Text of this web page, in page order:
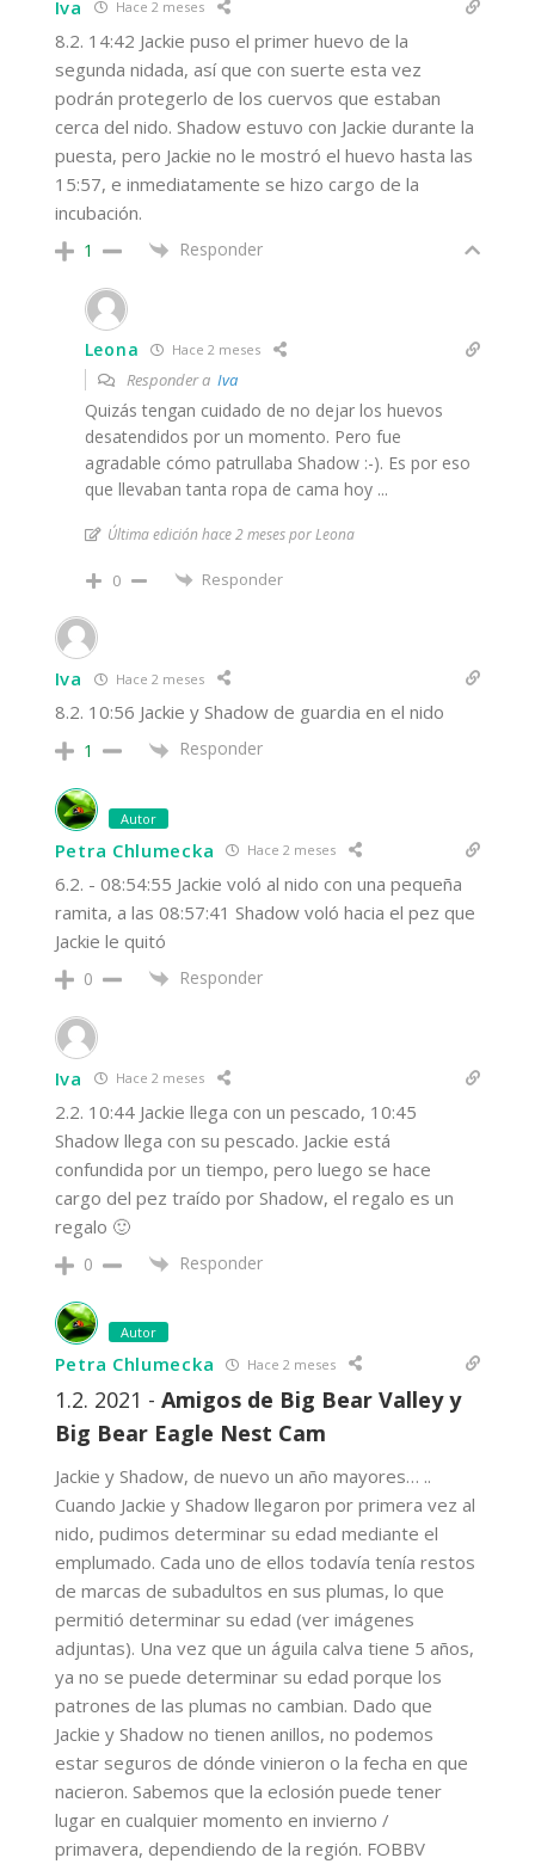
Iva Hace 2 meses
8.2. 14:42 Jackie puso el primer huevo de la
segunda nidada, así que con suerte esta vez
podrán protegerlo de los cuervos que estaban
cerca del nido. Shadow estuvo con Jackie durante la
puesta, pero Jackie no le mostró el huevo hasta las
15:57, e inmediatamente se hizo cargo de la
incubación.
1 Responder
Leona Hace 2 meses
Responder a Iva
Quizás tengan cuidado de no dejar los huevos
desatendidos por un momento. Pero fue
agradable cómo patrullaba Shadow :-). Es por eso
que llevaban tanta ropa de cama hoy ...
Última edición hace 2 meses por Leona
0 Responder
Iva Hace 2 meses
8.2. 10:56 Jackie y Shadow de guardia en el nido
1 Responder
Autor
Petra Chlumecka Hace 2 meses
6.2. - 08:54:55 Jackie voló al nido con una pequeña
ramita, a las 08:57:41 Shadow voló hacia el pez que
Jackie le quitó
0 Responder
Iva Hace 2 meses
2.2. 10:44 Jackie llega con un pescado, 10:45
Shadow llega con su pescado. Jackie está
confundida por un tiempo, pero luego se hace
cargo del pez traído por Shadow, el regalo es un
regalo 🙂
0 Responder
Autor
Petra Chlumecka Hace 2 meses
1.2. 2021 - Amigos de Big Bear Valley y
Big Bear Eagle Nest Cam
Jackie y Shadow, de nuevo un año mayores… ..
Cuando Jackie y Shadow llegaron por primera vez al
nido, pudimos determinar su edad mediante el
emplumado. Cada uno de ellos todavía tenía restos
de marcas de subadultos en sus plumas, lo que
permitió determinar su edad (ver imágenes
adjuntas). Una vez que un águila calva tiene 5 años,
ya no se puede determinar su edad porque los
patrones de las plumas no cambian. Dado que
Jackie y Shadow no tienen anillos, no podemos
estar seguros de dónde vinieron o la fecha en que
nacieron. Sabemos que la eclosión puede tener
lugar en cualquier momento en invierno /
primavera, dependiendo de la región. FOBBV